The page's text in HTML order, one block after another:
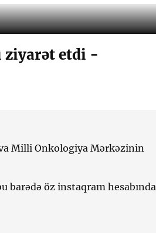
ziyarət etdi -
Milli Onkologiya Mərkəzinin
öz instaqram hesabında